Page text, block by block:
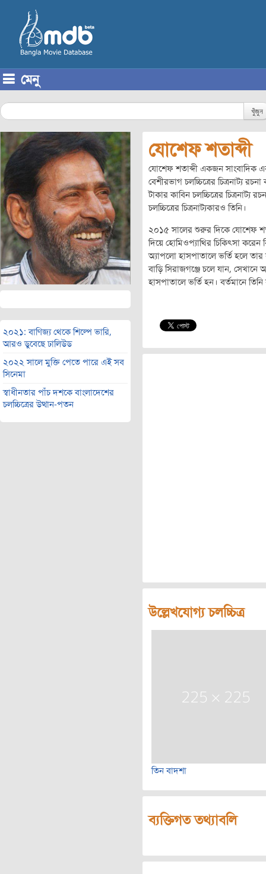
মেনু
খুঁজুন
২০২১: বাণিজ্য থেকে শিল্পে ভারি,
আরও ডুবেছে ঢালিউড
২০২২ সালে মুক্তি পেতে পারে এই সব
সিনেমা
স্বাধীনতার পাঁচ দশকে বাংলাদেশের
চলচ্চিত্রের উত্থান-পতন
যোশেফ শতাব্দী
যোশেফ শতাব্দী একজন সাংবাদিক
বেশীরভাগ চলচ্চিত্রের চিত্রনাট্য
টাকার কাবিন চলচ্চিত্রের
চলচ্চিত্রের চিত্রনাট্যকারও তিনি।
২০১৫ সালের শুরুর দিকে যোশেফ
দিয়ে হোমিওপ্যাথির চিকিৎসা করেন
অ্যাপলো হাসপাতালে ভর্তি হলে তার
বাড়ি সিরাজগঞ্জে চলে যান, সেখানে
হাসপাতালে ভর্তি হন। বর্তমানে
উল্লেখযোগ্য চলচ্চিত্র
তিন বাদশা
ব্যক্তিগত তথ্যাবলি